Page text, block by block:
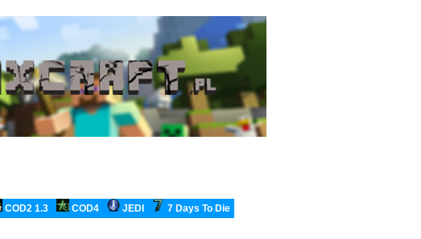
COD2 1.3 COD4 JEDI
7 Days To Die